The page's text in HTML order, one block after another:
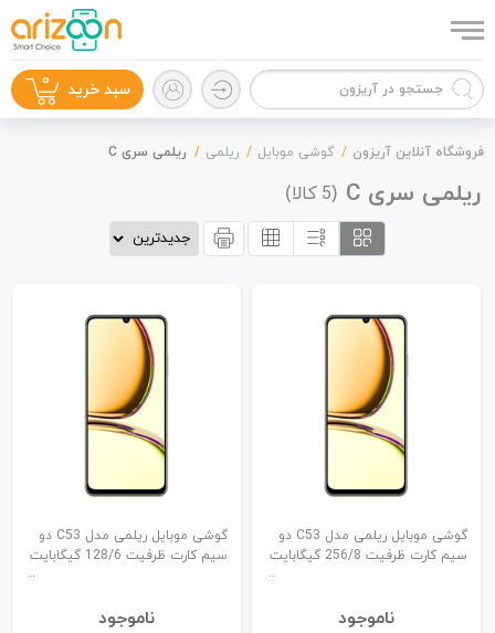
لوازم جانبی
سبد خرید 0
فروشگاه آنلاین آریزون گوشی موبایل ریلمی ریلمی سری C
ریلمی سری C (
5 کالا)
گوشی موبایل ریلمی مدل C53 دو
سیم کارت ظرفیت 256/8 گیگابایت
نا‌موجود
گوشی موبایل ریلمی مدل C53 دو
سیم کارت ظرفیت 128/6 گیگابایت
نا‌موجود